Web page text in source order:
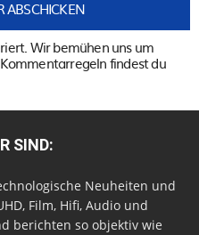
Wir bemühen uns um
findest du
SIND:
Neuheiten und
Film, Hifi, Audio und
berichten so objektiv wie